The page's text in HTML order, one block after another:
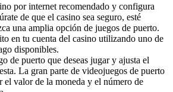
por internet recomendado y configura
de que el casino sea seguro, esté
una amplia opción de juegos de puerto.
en tu cuenta del casino utilizando uno de
disponibles.
de puerto que deseas jugar y ajusta el
La gran parte de videojuegos de puerto
el valor de la moneda y el número de